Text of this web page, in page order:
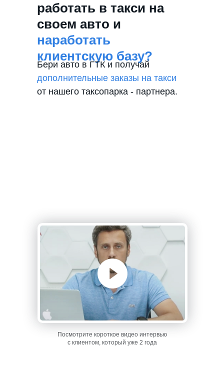
работать в такси на
своем авто и
наработать
клиентскую базу?
Бери авто в ГТК и получай
дополнительные заказы на такси
от нашего таксопарка - партнера.
Посмотрите короткое видео интервью
с клиентом, который уже 2 года